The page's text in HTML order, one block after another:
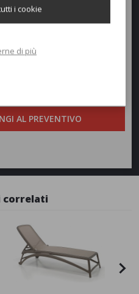
AL PREVENTIVO
correlati
i cookie
di più